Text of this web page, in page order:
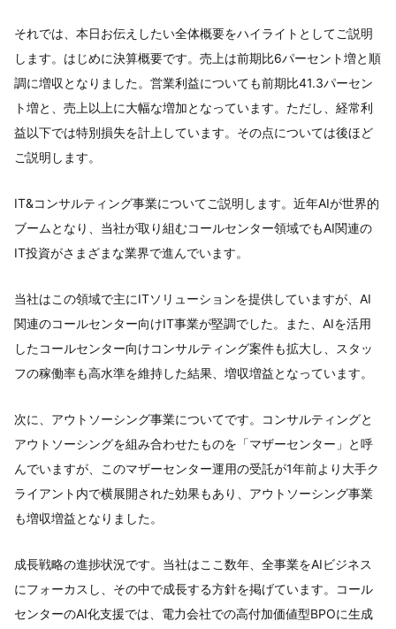
それでは、本日お伝えしたい全体概要をハイライトとしてご説明
します。はじめに決算概要です。売上は前期比6パーセント増と順
調に増収となりました。営業利益についても前期比41.3パーセン
ト増と、売上以上に大幅な増加となっています。ただし、経常利
益以下では特別損失を計上しています。その点については後ほど
ご説明します。
IT&コンサルティング事業についてご説明します。近年AIが世界的
ブームとなり、当社が取り組むコールセンター領域でもAI関連の
IT投資がさまざまな業界で進んでいます。
当社はこの領域で主にITソリューションを提供していますが、AI
関連のコールセンター向けIT事業が堅調でした。また、AIを活用
したコールセンター向けコンサルティング案件も拡大し、スタッ
フの稼働率も高水準を維持した結果、増収増益となっています。
次に、アウトソーシング事業についてです。コンサルティングと
アウトソーシングを組み合わせたものを「マザーセンター」と呼
んでいますが、このマザーセンター運用の受託が1年前より大手ク
ライアント内で横展開された効果もあり、アウトソーシング事業
も増収増益となりました。
成長戦略の進捗状況です。当社はここ数年、全事業をAIビジネス
にフォーカスし、その中で成長する方針を掲げています。コール
センターのAI化支援では、電力会社での高付加価値型BPOに生成